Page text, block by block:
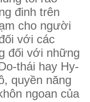
đinh trên
cho người
với các
đối với những
thái hay Hy-
quyền năng
ngoan của